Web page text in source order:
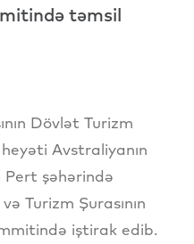
təmsil
Dövlət Turizm
Avstraliyanın
Pert şəhərində
Turizm Şurasının
iştirak edib.